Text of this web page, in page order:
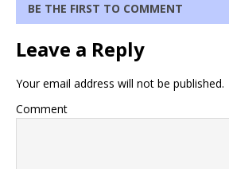
BE THE FIRST TO COMMENT
Leave a Reply
Your email address will not be published.
Comment